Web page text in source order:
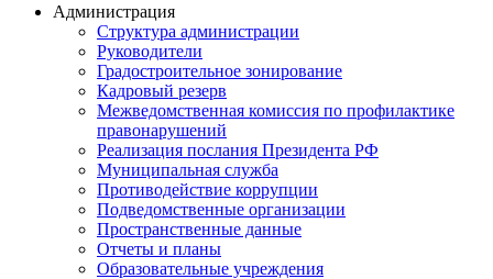
Администрация
Структура администрации
Руководители
Градостроительное зонирование
Кадровый резерв
Межведомственная комиссия по профилактике
правонарушений
Реализация послания Президента РФ
Муниципальная служба
Противодействие коррупции
Подведомственные организации
Пространственные данные
Отчеты и планы
Образовательные учреждения